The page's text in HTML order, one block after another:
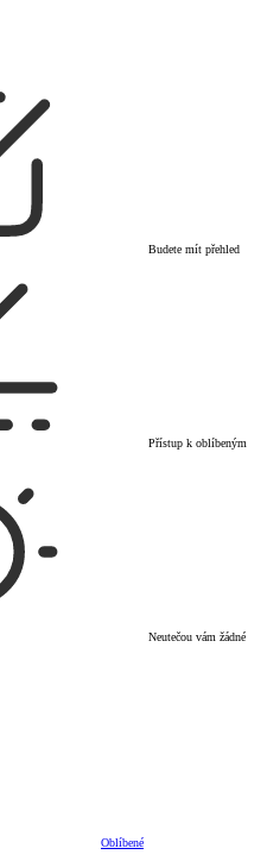
Budete mít přehled
Přístup k oblíbeným
Neutečou vám žádné
Oblíbené